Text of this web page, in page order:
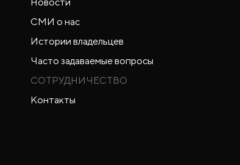
СМИ о нас
Истории владельцев
Часто задаваемые вопросы
СОТРУДНИЧЕСТВО
Контакты